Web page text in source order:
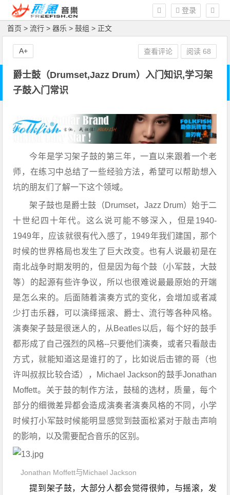
登录
首页 >流行 >器乐 >鼓组 > 正文
爵士鼓（Drumset,Jazz Drum）入门知识,学习架
子鼓入门常识
今年是学习架子鼓的第三年，一直以来跟着一个老
师，在练习中总结了一些经验方法，希望可以帮助想入
坑的朋友们了解一下这个领域。
架子鼓也是爵士鼓（Drumset，Jazz Drum）始于二
十世纪四十年代。这么说可能不够深入，但是1940-
1949年，应该就很有代入感了，1949年我们建国，那个
时候的世界格局也发生了巨大改变。也有人说最初是在
南北战争时期发明的，但是因为每个鼓（小军鼓，大鼓
等）的起源有些许争议，所以也很难说最最原始的开端
是怎么来的。后面随着演奏方式的变化，会增加或者减
少打击乐器，可以演绎摇滚、爵士、流行等各种风格。
演奏架子鼓是很迷人的，从Beatles以后，每个好的鼓手
都形成了自己强烈的风格--只要他们演奏，或者只看敲击
方式，就能知道这是谁打的了，比如说后击镲的哥（也
许叫叔叔比较合适），Michael Jackson的鼓手Jonathan
Moffett。关于鼓的制作方法，鼓槌的选材，质量，每个
部分的细微差异都会造成演奏者演奏风格的不同，小学
时候打小军鼓时候能明显感觉到鼓面松紧对于敲击声响
的影响，以及需要配合音乐的区别。
Jonathan Moffett与Michael Jackson
提到架子鼓，大部分人都会觉得很帅，与摇滚，发
查看评论 阅读68
A+